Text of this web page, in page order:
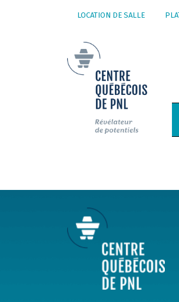
LOCATION DE SALLE